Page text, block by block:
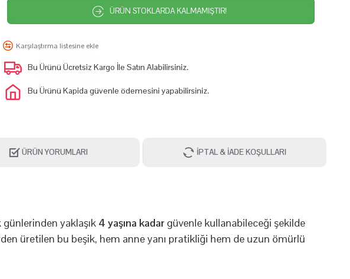
ÜRÜN STOKLARDA KALMAMIŞTIR!
Karşılaştırma listesine ekle
Bu Ürünü Ücretsiz Kargo İle Satın Alabilirsiniz.
Bu Ürünü Kapida güvenle ödemesini yapabilirsiniz.
ÜRÜN YORUMLARI İPTAL & İADE KOŞULLARI
yaklaşık 4 yaşına kadar güvenle kullanabileceği şekilde
üretilen bu beşik, hem anne yanı pratikliği hem de uzun ömürlü